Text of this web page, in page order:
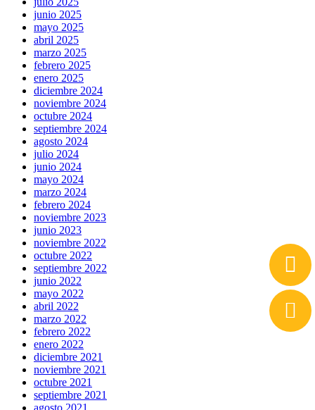
junio 2025
mayo 2025
abril 2025
marzo 2025
febrero 2025
enero 2025
diciembre 2024
noviembre 2024
octubre 2024
septiembre 2024
agosto 2024
julio 2024
junio 2024
mayo 2024
marzo 2024
febrero 2024
noviembre 2023
junio 2023
noviembre 2022
octubre 2022
septiembre 2022
junio 2022
mayo 2022
abril 2022
marzo 2022
febrero 2022
enero 2022
diciembre 2021
noviembre 2021
octubre 2021
septiembre 2021
agosto 2021